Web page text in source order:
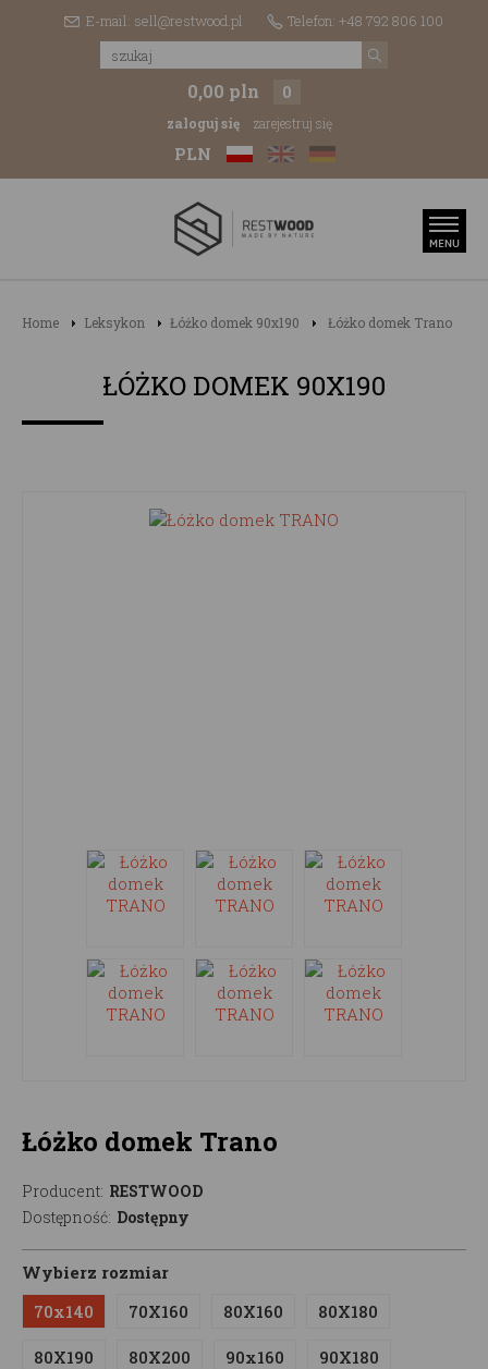
E-mail: sell@restwood.pl Telefon: +48 792 806 100
0,00 pln 0
zaloguj się zarejestruj się
PLN
Home Leksykon Łóżko domek 90x190 Łóżko domek Trano
ŁÓŻKO DOMEK 90X190
Łóżko domek Trano
Producent: RESTWOOD
Dostępność: Dostępny
Wybierz rozmiar
70x140
70X160 80X160 80X180
80X190 80X200 90x160 90X180